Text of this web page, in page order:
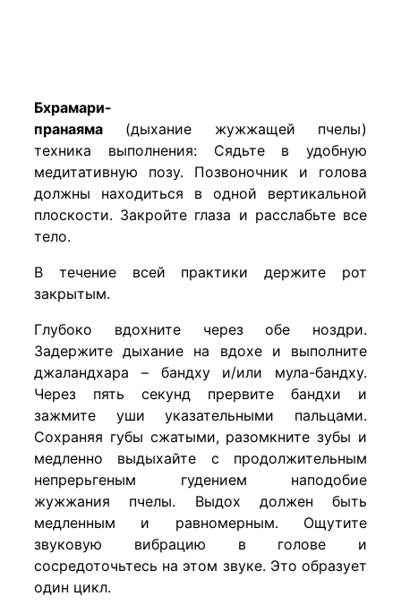
Бхрамари-
пранаяма (дыхание жужжащей пчелы)
техника выполнения: Сядьте в удобную
медитативную позу. Позвоночник и голова
должны находиться в одной вертикальной
плоскости. Закройте глаза и расслабьте все
тело.
В течение всей практики держите рот
закрытым.
Глубоко вдохните через обе ноздри.
Задержите дыхание на вдохе и выполните
джаландхара – бандху и/или мула-бандху.
Через пять секунд прервите бандхи и
зажмите уши указательными пальцами.
Сохраняя губы сжатыми, разомкните зубы и
медленно выдыхайте с продолжительным
непрерьгеным гудением наподобие
жужжания пчелы. Выдох должен быть
медленным и равномерным. Ощутите
звуковую вибрацию в голове и
сосредоточьтесь на этом звуке. Это образует
один цикл.